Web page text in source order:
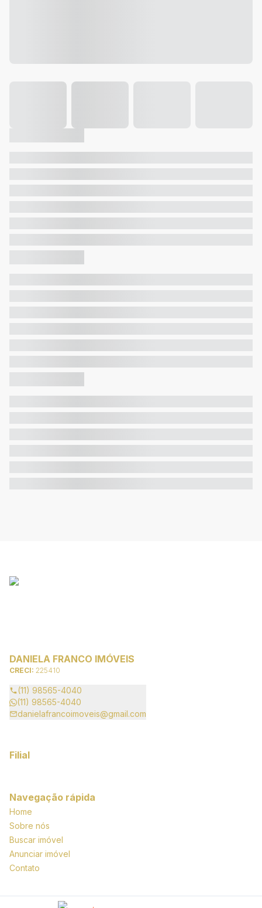
DANIELA FRANCO IMÓVEIS
CRECI: 225410
(11) 98565-4040
(11) 98565-4040
danielafrancoimoveis@gmail.com
Filial
Navegação rápida
Home
Sobre nós
Buscar imóvel
Anunciar imóvel
Contato